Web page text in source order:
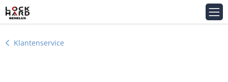
Klantenservice